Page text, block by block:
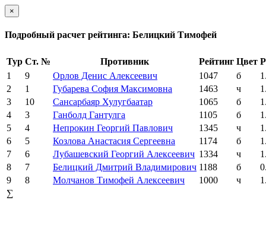
×
Подробный расчет рейтинга: Белицкий Тимофей
Тур Ст. № Противник Рейтинг Цвет
1
9 Орлов Денис Алексеевич 1047 б
2
1 Губарева София Максимовна 1463 ч
3
10 Сансарбаяр Хулугбаатар 1065 б
4
3 Ганболд Гантулга 1105 б
5
4 Непрокин Георгий Павлович 1345 ч
6
5 Козлова Анастасия Сергеевна 1174 б
7
6 Лубашевский Георгий Алексеевич 1334 ч
8
7 Белицкий Дмитрий Владимирович 1188 б
9
8 Молчанов Тимофей Алексеевич 1000 ч
∑